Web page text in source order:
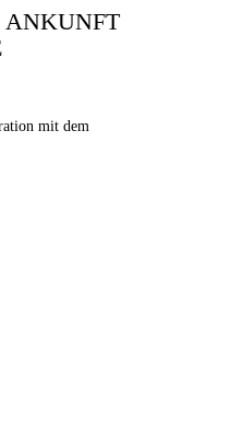
ANKUNFT
mit dem